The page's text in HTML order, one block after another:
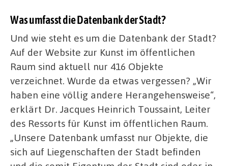
Was umfasst die Datenbank der Stadt?
Und wie steht es um die Datenbank der Stadt?
Auf der Website zur Kunst im öffentlichen
Raum sind aktuell nur 416 Objekte
verzeichnet. Wurde da etwas vergessen? „Wir
haben eine völlig andere Herangehensweise“,
erklärt Dr. Jacques Heinrich Toussaint, Leiter
des Ressorts für Kunst im öffentlichen Raum.
„Unsere Datenbank umfasst nur Objekte, die
sich auf Liegenschaften der Stadt befinden